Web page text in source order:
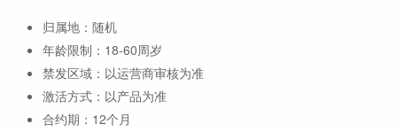
归属地：随机
年龄限制：18-60周岁
禁发区域：以运营商审核为准
激活方式：以产品为准
合约期：12个月